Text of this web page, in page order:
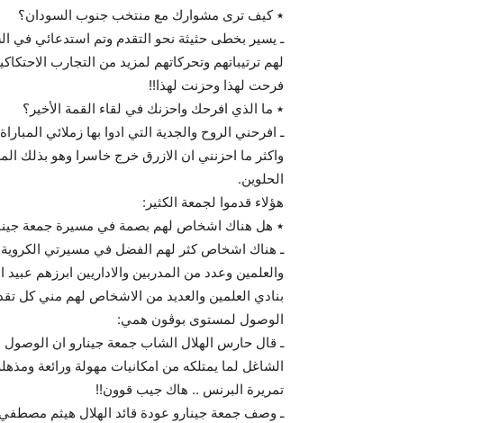
٭ كيف ترى مشوارك مع منتخب جنوب السودان؟
ـ يسير بخطى حثيثة نحو التقدم وتم استدعائي في
لهم ترتيباتهم وتحركاتهم لمزيد من التجارب
فرحت لهذا وحزنت لهذا!!
٭ ما الذي افرحك واحزنك في لقاء القمة الأخير؟
ـ افرحني الروح والجدية التي ادوا بها زملائي
واكثر ما احزنني ان الازرق خرج خاسرا وهو بذلك
الحلوين.
هؤلاء قدموا لجمعة الكثير:
٭ هل هناك اشخاص لهم بصمة في مسيرة جمعة
ـ هناك اشخاص كثر لهم الفضل في مسيرتي
والعلمين وعدد من المدربين والاداريين ابرزهم
بنادي العلمين والعديد من الاشخاص لهم مني كل
الوصول لمستوى بوڤون همي:
ـ قال حارس الهلال الشاب جمعة جينارو ان
الشاغل لما يمتلكه من امكانيات مهولة ورائعة
تمريرة البرنس .. هاك جيب قوون!!
ـ وصف جمعة جينارو عودة قائد الهلال هيثم مصطفي